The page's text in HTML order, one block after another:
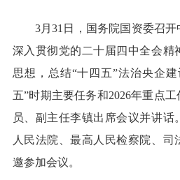
3月31日，国务院国资委召开
深入贯彻党的二十届四中全会精
思想，总结“十四五”法治央企
五”时期主要任务和2026年重点
员、副主任李镇出席会议并讲话
人民法院、最高人民检察院、司
邀参加会议。